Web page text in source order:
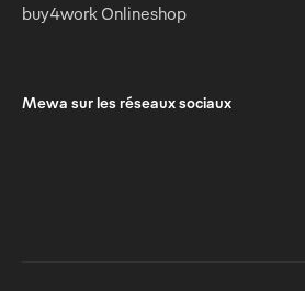
buy4work Onlineshop
Mewa sur les réseaux sociaux